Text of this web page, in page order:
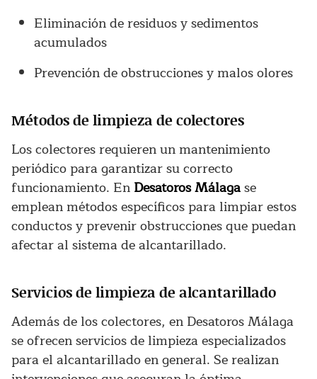
Eliminación de residuos y sedimentos
acumulados
Prevención de obstrucciones y malos olores
Métodos de limpieza de colectores
Los colectores requieren un mantenimiento
periódico para garantizar su correcto
funcionamiento. En Desatoros Málagase
emplean métodos específicos para limpiar estos
conductos y prevenir obstrucciones que puedan
afectar al sistema de alcantarillado.
Servicios de limpieza de alcantarillado
Además de los colectores, en Desatoros Málaga
se ofrecen servicios de limpieza especializados
para el alcantarillado en general. Se realizan